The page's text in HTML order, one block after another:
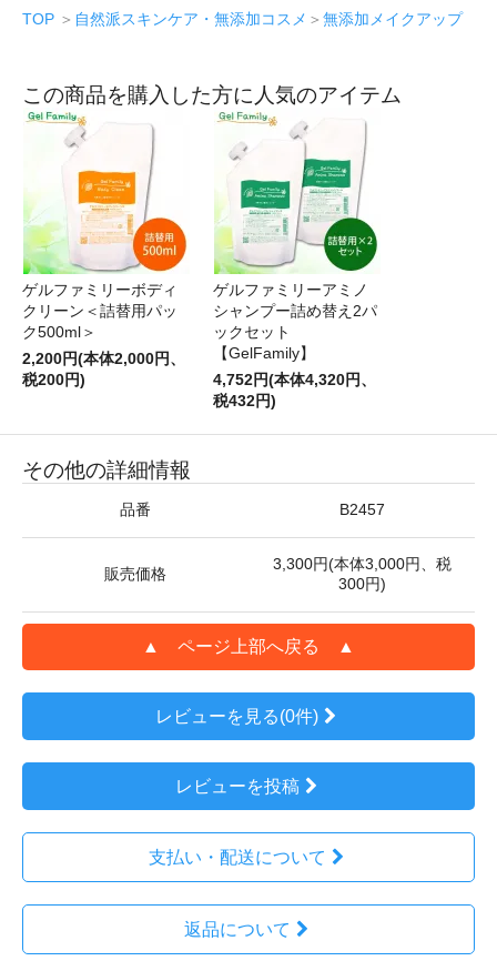
TOP ＞ 自然派スキンケア・無添加コスメ ＞ 無添加メイクアップ
この商品を購入した方に人気のアイテム
ゲルファミリーボディ
クリーン＜詰替用パッ
ク500ml＞
2,200円(本体2,000円、
税200円)
ゲルファミリーアミノ
シャンプー詰め替え2パ
ックセット
【GelFamily】
4,752円(本体4,320円、
税432円)
その他の詳細情報
品番 B2457
販売価格
3,300円(本体3,000円、税
300円)
▲ ページ上部へ戻る ▲
レビューを見る(0件)
レビューを投稿
支払い・配送について
返品について